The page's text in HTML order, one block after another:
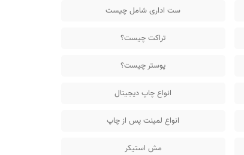
ست اداری شامل چیست
تراکت چیست؟
پوستر چیست؟
انواع چاپ دیجیتال
انواع لمینت پس از چاپ
مش استیکر